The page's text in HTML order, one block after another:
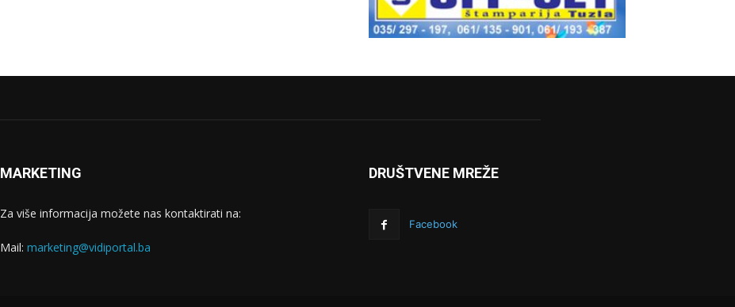
MARKETING
Za više informacija možete nas kontaktirati na:
Mail: marketing@vidiportal.ba
DRUŠTVENE MREŽE
Facebook